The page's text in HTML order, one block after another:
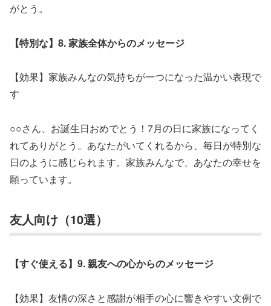
がとう。
【特別な】8. 家族全体からのメッセージ
【効果】家族みんなの気持ちが一つになった温かい表現で
す
○○さん、お誕生日おめでとう！7月の日に家族になってく
れてありがとう。あなたがいてくれるから、毎日が特別な
日のように感じられます。家族みんなで、あなたの幸せを
願っています。
友人向け（10選）
【すぐ使える】9. 親友への心からのメッセージ
【効果】友情の深さと感謝が相手の心に響きやすい文例で